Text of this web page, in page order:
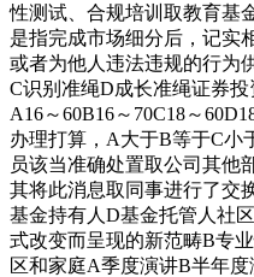
性测试、合规培训取教育基
是指完成市场细分后，记实
或者为他人违法违规的行为
C识别准绳D成长准绳证券投
A16～60B16～70C18～
办理打算，A大于B等于C小
员该当准确处置取公司其他
其将此消息取同事进行了交
基金持有人D基金托管人社
式改变而呈现的新范畴B专
区和家庭A季度演讲B半年